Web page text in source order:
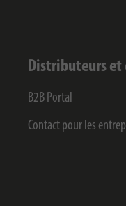
Distributeurs et
B2B Portal
Contact pour les